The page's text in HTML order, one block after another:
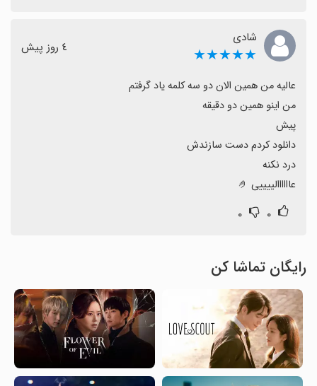
شادی
★★★★★ ٤ روز پیش
عاااااالییییی 🤌
۰ ۰
رایگان تماشا کن